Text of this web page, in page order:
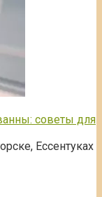
советы для
Ессентуках